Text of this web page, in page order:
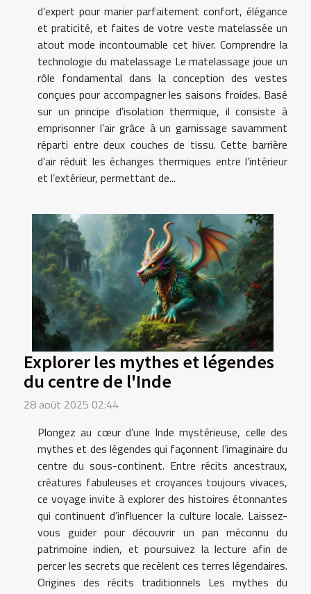
d’expert pour marier parfaitement confort, élégance
et praticité, et faites de votre veste matelassée un
atout mode incontournable cet hiver. Comprendre la
technologie du matelassage Le matelassage joue un
rôle fondamental dans la conception des vestes
conçues pour accompagner les saisons froides. Basé
sur un principe d’isolation thermique, il consiste à
emprisonner l’air grâce à un garnissage savamment
réparti entre deux couches de tissu. Cette barrière
d’air réduit les échanges thermiques entre l’intérieur
et l’extérieur, permettant de...
Explorer les mythes et légendes
du centre de l'Inde
28 août 2025 02:44
Plongez au cœur d’une Inde mystérieuse, celle des
mythes et des légendes qui façonnent l’imaginaire du
centre du sous-continent. Entre récits ancestraux,
créatures fabuleuses et croyances toujours vivaces,
ce voyage invite à explorer des histoires étonnantes
qui continuent d’influencer la culture locale. Laissez-
vous guider pour découvrir un pan méconnu du
patrimoine indien, et poursuivez la lecture afin de
percer les secrets que recèlent ces terres légendaires.
Origines des récits traditionnels Les mythes du